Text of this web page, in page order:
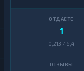
1
0,213 / 6,4